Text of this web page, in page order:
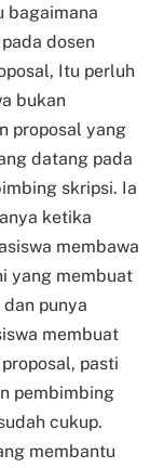
bagaimana
dosen
Itu perluh
bukan
proposal yang
datang pada
skripsi. Ia
ketika
membawa
yang membuat
punya
membuat
pasti
pembimbing
cukup.
membantu